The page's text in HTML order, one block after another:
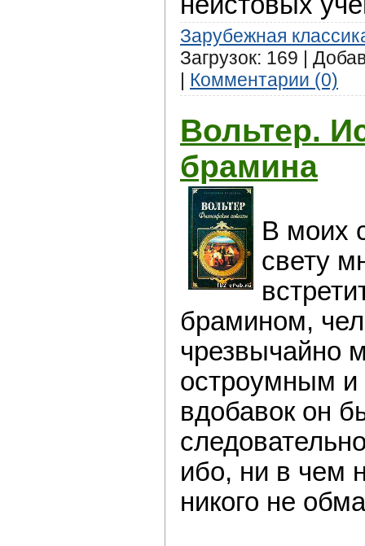
Зарубежная
Загрузок: 169 |
| Комментарии (0)
Вольтер.
брамина
В моих
свету
брамином,
чрезвычайно
остроумным
вдобавок он
ибо, ни в чем
никого не